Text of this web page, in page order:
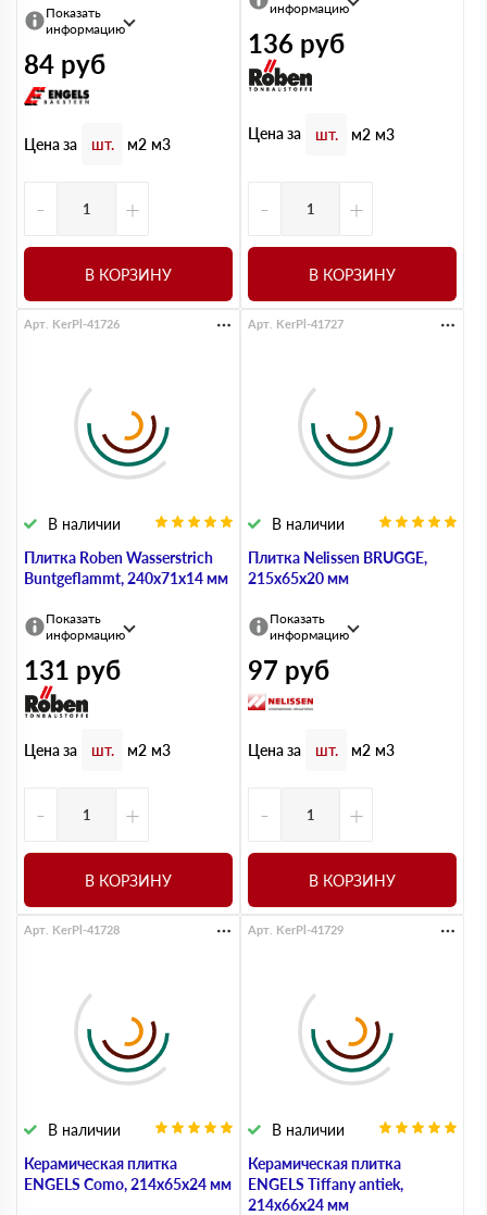
Показать
информацию
84 руб
Цена за шт. м2 м3
- +
В КОРЗИНУ
информацию
136 руб
Цена за шт. м2 м3
- +
В КОРЗИНУ
Плитка Roben Wasserstrich
Buntgeflammt, 240х71х14 мм
В наличии
Арт. KerPl-41726
Показать
информацию
131 руб
Цена за шт. м2 м3
- +
В КОРЗИНУ
Плитка Nelissen BRUGGE,
215х65х20 мм
В наличии
Арт. KerPl-41727
Показать
информацию
97 руб
Цена за шт. м2 м3
- +
В КОРЗИНУ
Керамическая плитка
ENGELS Como, 214х65х24 мм
В наличии
Арт. KerPl-41728
Керамическая плитка
ENGELS Tiffany antiek,
214х66х24 мм
В наличии
Арт. KerPl-41729